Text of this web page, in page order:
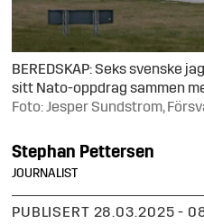
BEREDSKAP: Seks svenske
sitt Nato-oppdrag sammen
Foto: Jesper Sundstrom,
Stephan Pettersen
JOURNALIST
PUBLISERT
28.03.2025 -